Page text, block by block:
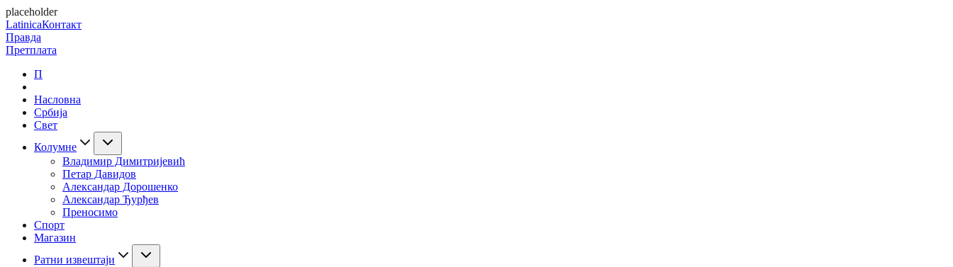
placeholder
LatinicaКонтакт
Правда
Претплата
П
Насловна
Србија
Свет
Колумне
Владимир Димитријевић
Петар Давидов
Александар Дорошенко
Александар Ђурђев
Преносимо
Спорт
Магазин
Ратни извештаји